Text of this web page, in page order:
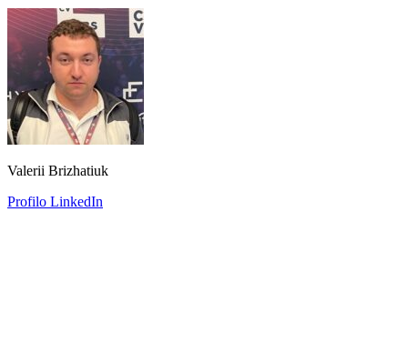
Valerii Brizhatiuk
Profilo LinkedIn